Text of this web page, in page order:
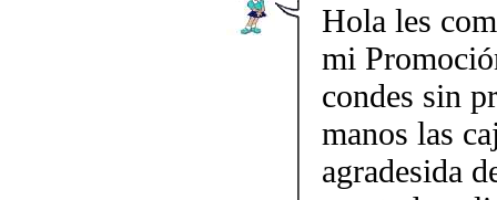
Hola les
mi
condes sin
manos las
agradesida